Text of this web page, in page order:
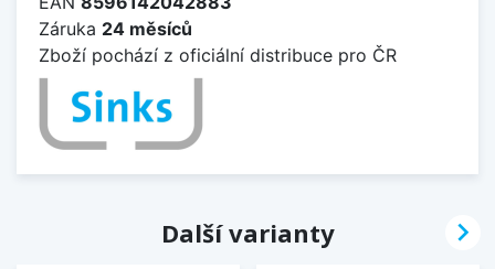
Záruka 24 měsíců
Zboží pochází z oficiální distribuce pro ČR
Další varianty 